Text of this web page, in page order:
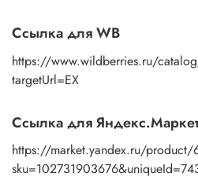
Ссылка для WB
https://www.wildberries.ru/
targetUrl=EX
Ссылка для
https://market.yandex.ru/